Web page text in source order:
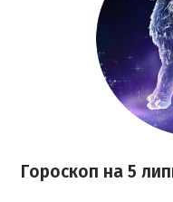
Гороскоп на 5